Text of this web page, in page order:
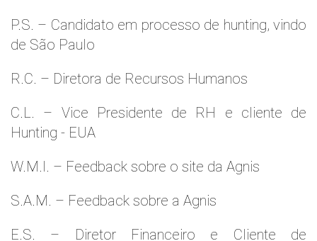
P.S. – Candidato em processo de hunting, vindo
de São Paulo
R.C. – Diretora de Recursos Humanos
C.L. – Vice Presidente de RH e cliente de
Hunting - EUA
W.M.l. – Feedback sobre o site da Agnis
S.A.M. – Feedback sobre a Agnis
E.S. – Diretor Financeiro e Cliente de